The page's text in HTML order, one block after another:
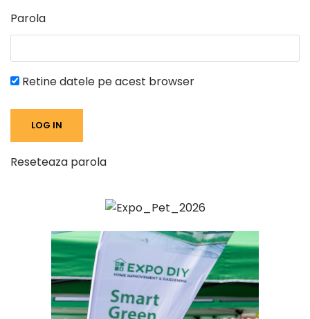
Parola
Retine datele pe acest browser
Reseteaza parola